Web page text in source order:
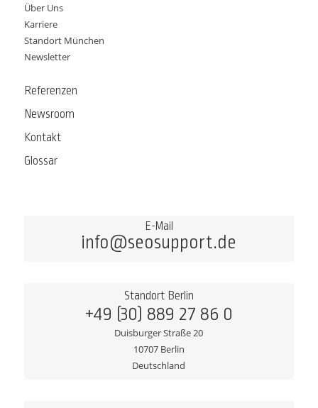
Über Uns
Karriere
Standort München
Newsletter
Referenzen
Newsroom
Kontakt
Glossar
E-Mail
info@seosupport.de
Standort Berlin
+49 (30) 889 27 86 0
Duisburger Straße 20
10707 Berlin
Deutschland